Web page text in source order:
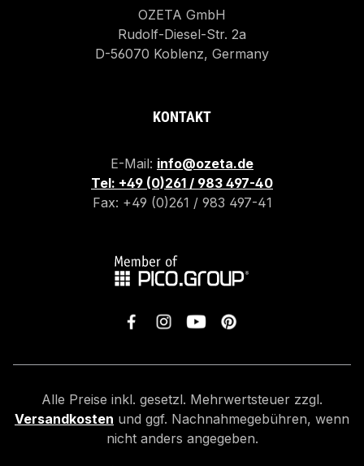
OZETA GmbH
Rudolf-Diesel-Str. 2a
D-56070 Koblenz, Germany
KONTAKT
E-Mail: info@ozeta.de
Tel: +49 (0)261 / 983 497-40
Fax: +49 (0)261 / 983 497-41
Alle Preise inkl. gesetzl. Mehrwertsteuer zzgl.
Versandkosten und ggf. Nachnahmegebühren, wenn
nicht anders angegeben.